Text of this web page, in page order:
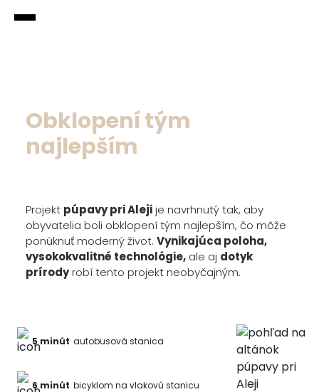
GALÉRIA
O
PROJEKTE
VZOROVÉ
INVESTIČNÉ
BYTY
Obklopení tým
najlepším
Projekt púpavy pri Alejije navrhnutý tak, aby
obyvatelia boli obklopení tým najlepším, čo môže
ponúknuť moderný život. Vynikajúca poloha,
vysokokvalitné technológie, ale aj dotyk
prírodyrobí tento projekt neobyčajným.
5 minút autobusová stanica
6 minút bicyklom na vlakovú stanicu